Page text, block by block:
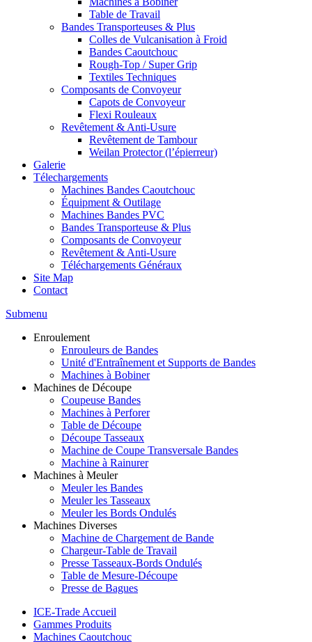
Table de Travail
Bandes Transporteuses & Plus
Colles de Vulcanisation à Froid
Bandes Caoutchouc
Rough-Top / Super Grip
Textiles Techniques
Composants de Convoyeur
Capots de Convoyeur
Flexi Rouleaux
Revêtement & Anti-Usure
Revêtement de Tambour
Weilan Protector (l’épierreur)
Galerie
Télechargements
Machines Bandes Caoutchouc
Équipment & Outilage
Machines Bandes PVC
Bandes Transporteuse & Plus
Composants de Convoyeur
Revêtement & Anti-Usure
Téléchargements Généraux
Site Map
Contact
Submenu
Enroulement
Enrouleurs de Bandes
Unité d'Entraînement et Supports de Bandes
Machines à Bobiner
Machines de Découpe
Coupeuse Bandes
Machines à Perforer
Table de Découpe
Découpe Tasseaux
Machine de Coupe Transversale Bandes
Machine à Rainurer
Machines à Meuler
Meuler les Bandes
Meuler les Tasseaux
Meuler les Bords Ondulés
Machines Diverses
Machine de Chargement de Bande
Chargeur-Table de Travail
Presse Tasseaux-Bords Ondulés
Table de Mesure-Découpe
Presse de Bagues
ICE-Trade Accueil
Gammes Produits
Machines Caoutchouc